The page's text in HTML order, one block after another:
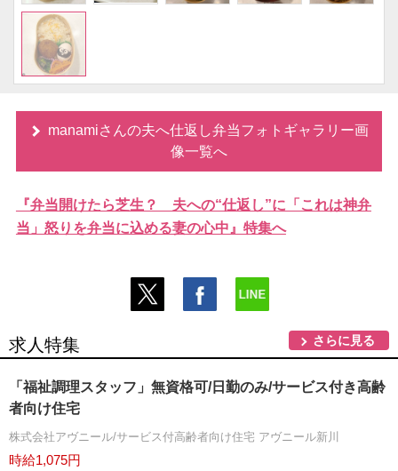
manamiさんの夫へ仕返し弁当フォトギャラリー画
像一覧へ
『弁当開けたら芝生？ 夫への“仕返し”に「これは神弁
当」怒りを弁当に込める妻の心中』特集へ
求人特集 さらに見る
「福祉調理スタッフ」無資格可/日勤のみ/サービス付き高齢
者向け住宅
株式会社アヴニール/サービス付高齢者向け住宅 アヴニール新川
時給1,075円